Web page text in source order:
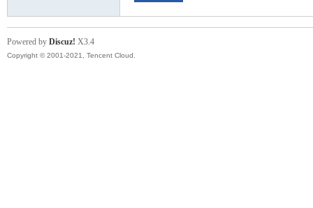
Powered by Discuz! X3.4
Copyright © 2001-2021, Tencent Cloud.